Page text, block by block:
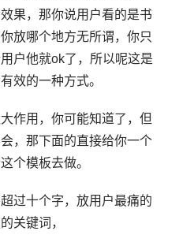
果，那你说用户看的是书
放哪个地方无所谓，你只
户他就ok了，所以呢这是
效的一种方式。
作用，你可能知道了，但
，那下面的直接给你一个
个模板去做。
过十个字，放用户最痛的
关键词，